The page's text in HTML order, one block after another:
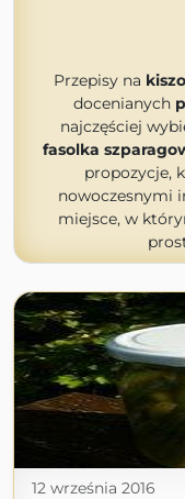
Przepisy na
docenianych
najczęściej
fasolka
propozycje,
nowoczesnymi
miejsce, w
12 września 2016